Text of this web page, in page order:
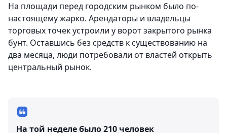
На площади перед городским рынком было по-
настоящему жарко. Арендаторы и владельцы
торговых точек устроили у ворот закрытого рынка
бунт. Оставшись без средств к существованию на
два месяца, люди потребовали от властей открыть
центральный рынок.
На той неделе было 210 человек